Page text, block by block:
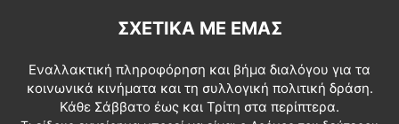
ΣΧΕΤΙΚΆ ΜΕ ΕΜΆΣ
Εναλλακτική πληροφόρηση και βήμα διαλόγου για τα
κοινωνικά κινήματα και τη συλλογική πολιτική δράση.
Κάθε Σάββατο έως και Τρίτη στα περίπτερα.